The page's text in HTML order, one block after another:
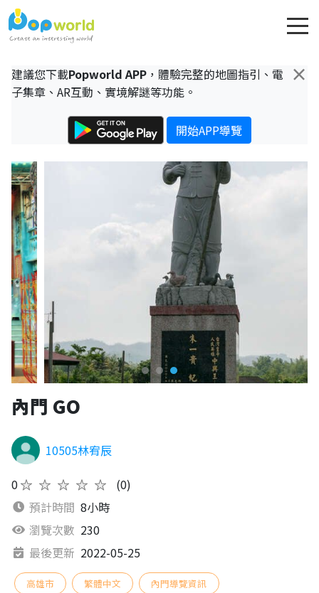
×
建議您下載Popworld APP ，體驗完整的地圖指引、電
子集章、AR互動、實境解謎等功能。
開始APP導覽
內門 GO
10505林宥辰
0★★★★★
(0)
預計時間 8小時
瀏覽次數 230
最後更新 2022-05-25
高雄市 繁體中文 內門導覽資訊